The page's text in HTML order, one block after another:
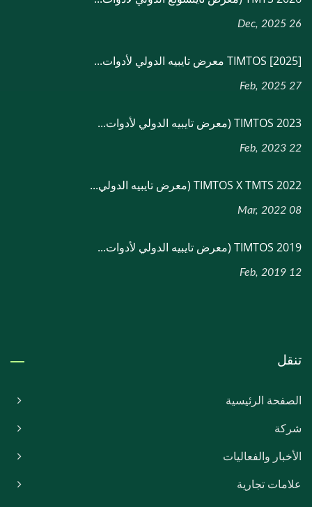
26 Dec, 2025
[2025] TIMTOS معرض تايبيه الدولي لأدوات...
27 Feb, 2025
TIMTOS 2023 (معرض تايبيه الدولي لأدوات...
22 Feb, 2023
TIMTOS X TMTS 2022 (معرض تايبيه الدولي...
08 Mar, 2022
TIMTOS 2019 (معرض تايبيه الدولي لأدوات...
12 Feb, 2019
تنقل
الصفحة الرئيسية
شركة
الأخبار والفعاليات
علامات تجارية